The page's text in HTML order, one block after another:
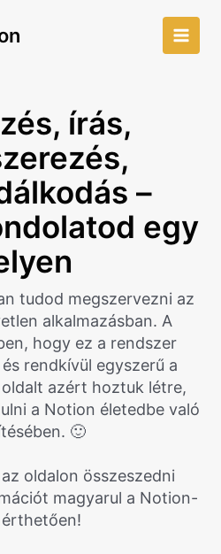
Main
írás,
–
egy
tudod megszervezni az
alkalmazásban. A
hogy ez a rendszer
rendkívül egyszerű a
azért hoztuk létre,
a Notion életedbe való
🙂
oldalon összeszedni
magyarul a Notion-
érthetően!